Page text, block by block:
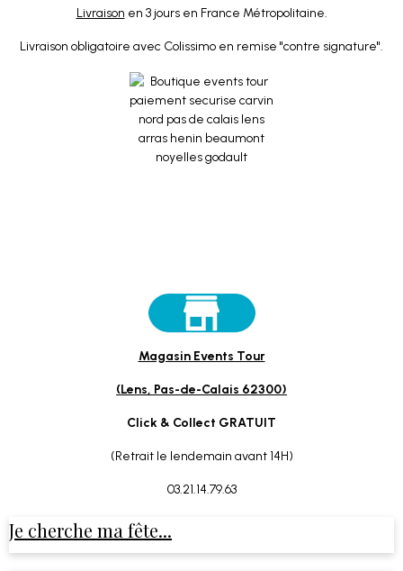
Livraison en 3 jours en France Métropolitaine.
Livraison obligatoire avec Colissimo en remise "contre signature".
Magasin Events Tour
(Lens, Pas-de-Calais 62300)
Click & Collect GRATUIT
(Retrait le lendemain avant 14H)
03.21.14.79.63
Je cherche ma fête...